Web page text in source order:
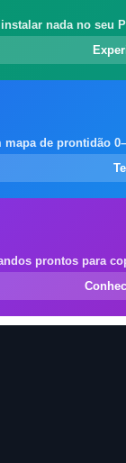
nada no seu
de prontidão
prontos para